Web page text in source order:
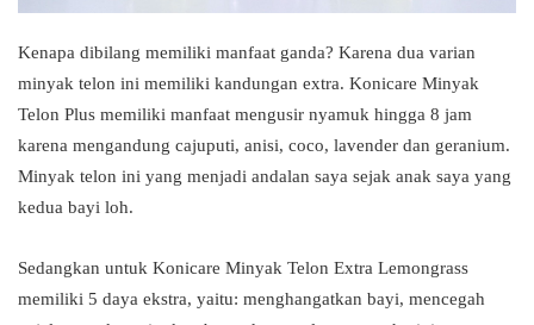
Kenapa dibilang memiliki manfaat ganda? Karena dua varian
minyak telon ini memiliki kandungan extra. Konicare Minyak
Telon Plus memiliki manfaat mengusir nyamuk hingga 8 jam
karena mengandung cajuputi, anisi, coco, lavender dan geranium.
Minyak telon ini yang menjadi andalan saya sejak anak saya yang
kedua bayi loh.
Sedangkan untuk Konicare Minyak Telon Extra Lemongrass
memiliki 5 daya ekstra, yaitu: menghangatkan bayi, mencegah